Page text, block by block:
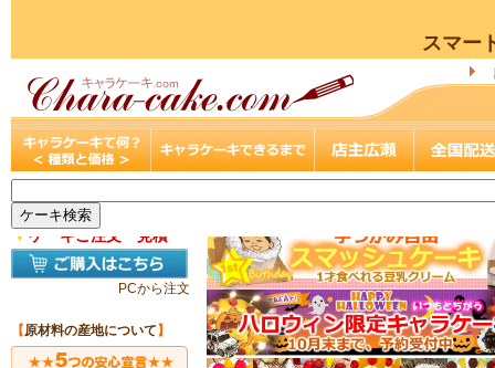
スマー
▼ケーキご注文・見積
PCから注文
【原材料の産地について 】